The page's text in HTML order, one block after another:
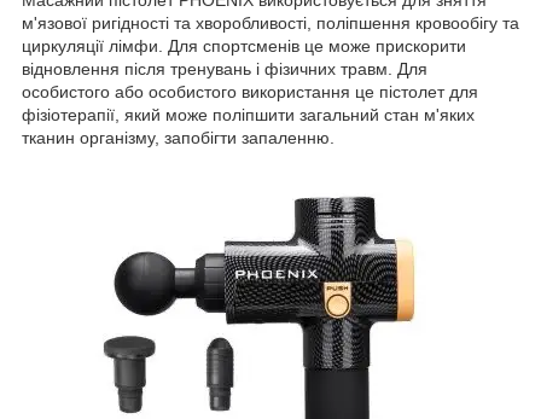
м'язової ригідності та хворобливості, поліпшення кровообігу та
циркуляції лімфи. Для спортсменів це може прискорити
відновлення після тренувань і фізичних травм. Для
особистого або особистого використання це пістолет для
фізіотерапії, який може поліпшити загальний стан м'яких
тканин організму, запобігти запаленню.